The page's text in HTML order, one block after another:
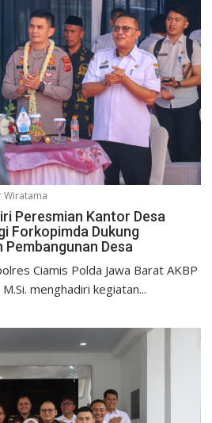
Wiratama
Peresmian Kantor Desa
Forkopimda Dukung
Pembangunan Desa
Ciamis Polda Jawa Barat AKBP
menghadiri kegiatan...